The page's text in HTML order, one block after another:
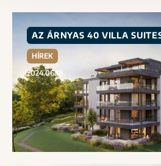
AZ ÁRNYAS 40 VILLA
HÍREK
2024.06.18.